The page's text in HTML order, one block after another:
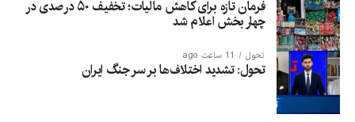
فرمان تازه برای کاهش مالیات؛ تخفیف ۵۰ درصدی در
چهار بخش اعلام شد
تحول 11 ساعت ago
تحول: تشدید اختلاف‌ها بر سر جنگ ایران